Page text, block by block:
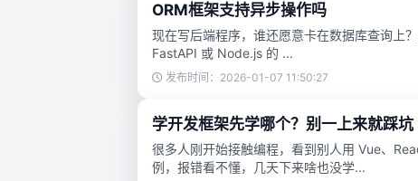
ORM框架支持异步操作吗
现在写后端程序，谁还愿意卡在数据库查询上
FastAPI 或 Node.js 的 ...
发布时间：2026-01-07 11:50:27
学开发框架先学哪个？别一上来就踩坑
很多人刚开始接触编程，看到别人用 Vue、
例，报错看不懂，几天下来啥也没学...